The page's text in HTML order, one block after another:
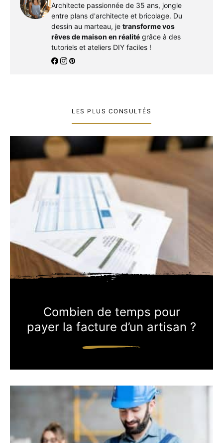
Architecte passionnée de 35 ans, jongle
entre plans d'architecte et bricolage. Du
dessin au marteau, je transforme vos
rêves de maison en réalitégrâce à des
tutoriels et ateliers DIY faciles !
LES PLUS CONSULTÉS
Combien de temps pour
payer la facture d’un artisan ?